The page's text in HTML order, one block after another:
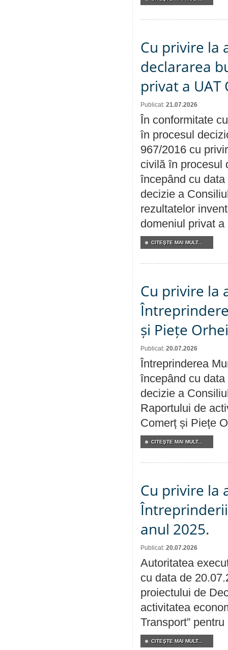
Cu privire la
declararea
privat a UAT
Publicat: 21.07.2026
În conformitate
în procesul
967/2016 cu
civilă în procesul
începând cu
decizie a
rezultatelor
domeniul privat a
CITEŞTE MAI MULT...
Cu privire la
și Piețe
Publicat: 20.07.2026
Întreprinderea
începând cu
decizie a
Raportului de
Comerț și Piețe
CITEŞTE MAI MULT...
Cu privire la
anul 2025.
Publicat: 20.07.2026
Autoritatea
cu data de
proiectului de
activitatea
Transport” pentru
CITEŞTE MAI MULT...